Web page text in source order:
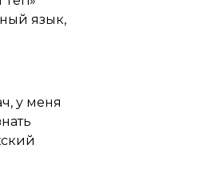
язык,
у меня